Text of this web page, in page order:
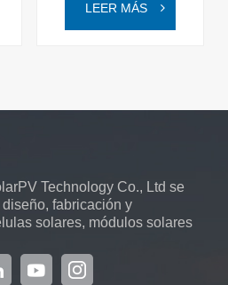
LEER MÁS
Technology Co., Ltd se
fabricación y
solares, módulos solares
La empresa, ubicada en
de Jiangsu, Nanjing, con una
cuenta con sistemas